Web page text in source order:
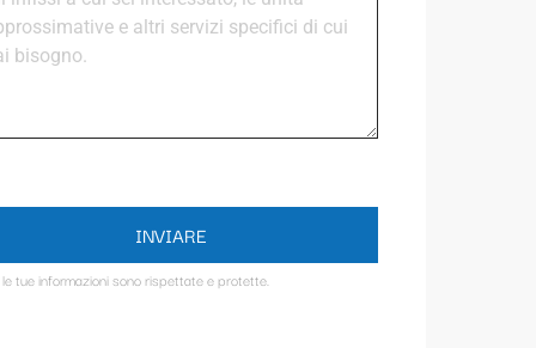
INVIARE
tue informazioni sono rispettate e protette.